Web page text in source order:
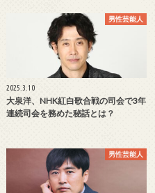
男性芸能人
2025.3.10
大泉洋、NHK紅白歌合戦の司会で3年
連続司会を務めた秘話とは？
男性芸能人